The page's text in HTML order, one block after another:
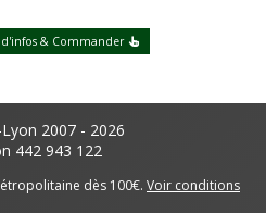
d'infos & Commander
2007 - 2026
442 943 122
dès 100€. Voir conditions